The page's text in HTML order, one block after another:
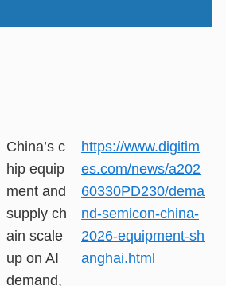
China’s c
hip equip
ment and
supply ch
ain scale
up on AI
demand,
https://www.digitim
es.com/news/a202
60330PD230/dema
nd-semicon-china-
2026-equipment-sh
anghai.html